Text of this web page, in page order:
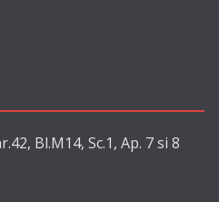
Bl.M14, Sc.1, Ap. 7 si 8